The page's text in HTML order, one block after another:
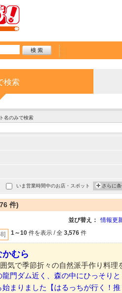
検索
名のみで検索
いま営業時間中のお店・スポット さらに
件)
並び替え： 情報更
1～10 件を表示 / 全 3,576 件
むら
気で季節折々の自然派手作り料理
龍門ダム近く、森の中にひっそり
始まりました【はるっちが行く！